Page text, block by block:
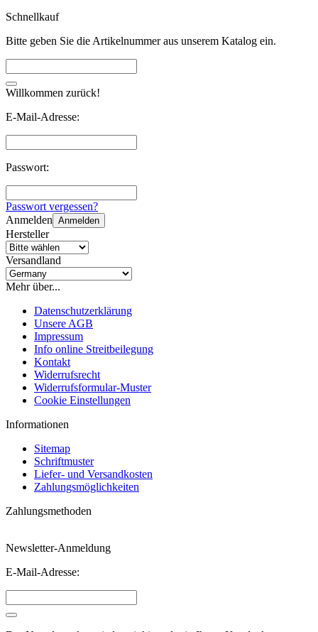
Schnellkauf
Bitte geben Sie die Artikelnummer aus unserem Katalog ein.
Willkommen zurück!
E-Mail-Adresse:
Passwort:
Passwort vergessen?
Anmelden Anmelden
Hersteller
Versandland
Mehr über...
Datenschutzerklärung
Unsere AGB
Impressum
Info online Streitbeilegung
Kontakt
Widerrufsrecht
Widerrufsformular-Muster
Cookie Einstellungen
Informationen
Sitemap
Schriftmuster
Liefer- und Versandkosten
Zahlungsmöglichkeiten
Zahlungsmethoden
Newsletter-Anmeldung
E-Mail-Adresse: